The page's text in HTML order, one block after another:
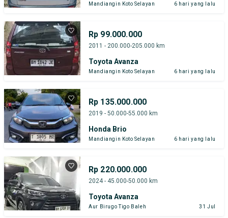
Mandiangin Koto Selayan 6 hari yang lalu
Rp 99.000.000
2011 - 200.000-205.000 km
Toyota Avanza
Mandiangin Koto Selayan 6 hari yang lalu
Rp 135.000.000
2019 - 50.000-55.000 km
Honda Brio
Mandiangin Koto Selayan 6 hari yang lalu
Rp 220.000.000
2024 - 45.000-50.000 km
Toyota Avanza
Aur Birugo Tigo Baleh 31 Jul